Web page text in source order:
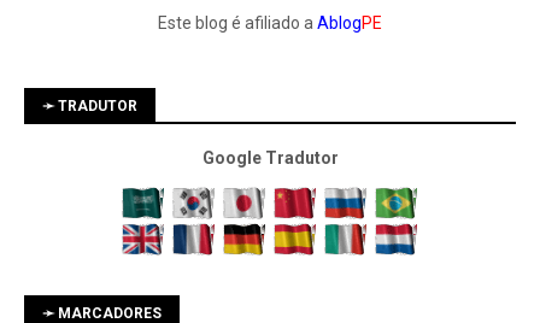
Este blog é afiliado a AblogPE
➛ TRADUTOR
Google Tradutor
➛ MARCADORES